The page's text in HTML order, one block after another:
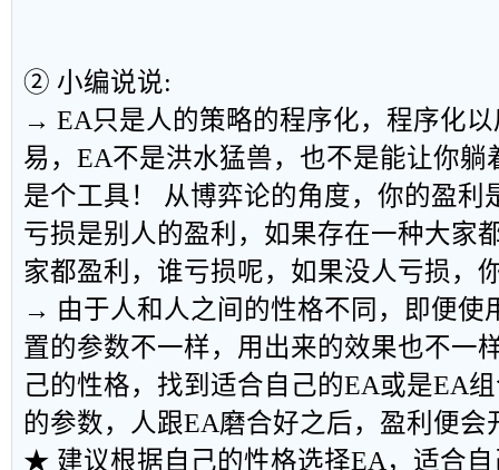
② 小编说说:
→ EA只是人的策略的程序化，程序化
易，EA不是洪水猛兽，也不是能让你躺
是个工具！ 从博弈论的角度，你的盈利
亏损是别人的盈利，如果存在一种大家
家都盈利，谁亏损呢，如果没人亏损，
→ 由于人和人之间的性格不同，即便使
置的参数不一样，用出来的效果也不一
己的性格，找到适合自己的EA或是EA
的参数，人跟EA磨合好之后，盈利便会
★ 建议根据自己的性格选择EA，适合